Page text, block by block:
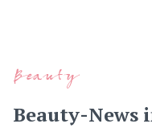
Beauty
Beauty-News